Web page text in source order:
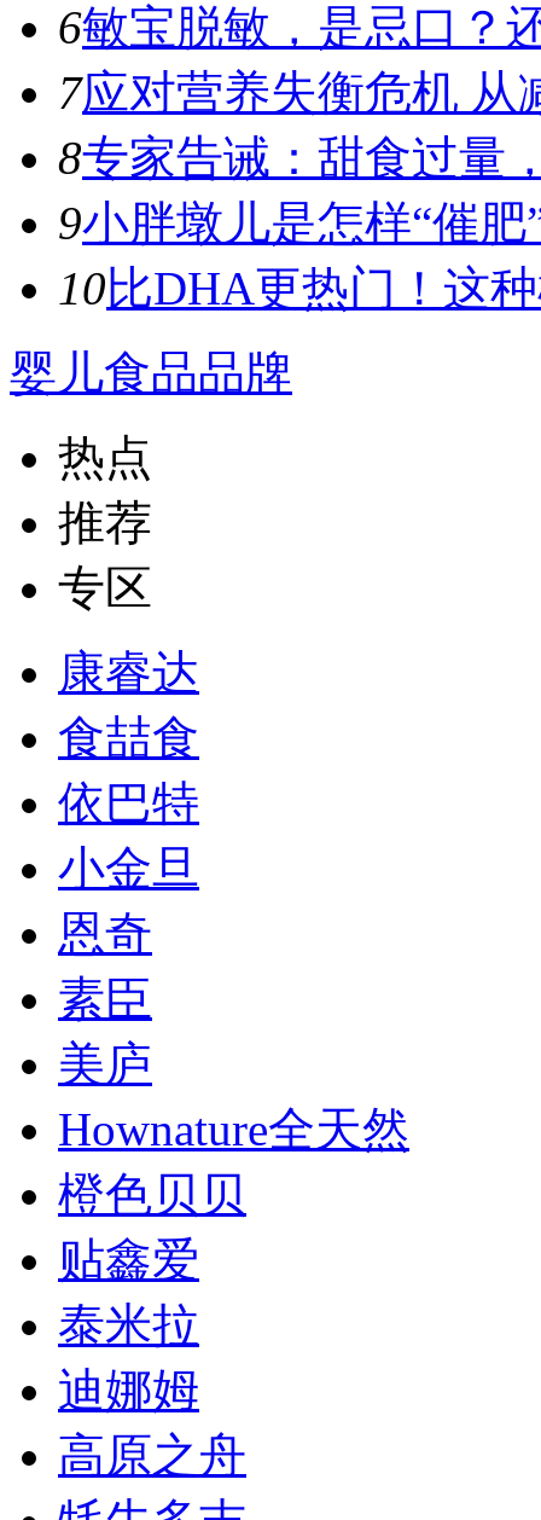
6敏宝脱敏，是忌口？
7应对营养失衡危机 从
8专家告诫：甜食过量
9小胖墩儿是怎样“催
10比DHA更热门！这
婴儿食品品牌
热点
推荐
专区
康睿达
食喆食
依巴特
小金旦
恩奇
素臣
美庐
Hownature全天然
橙色贝贝
贴鑫爱
泰米拉
迪娜姆
高原之舟